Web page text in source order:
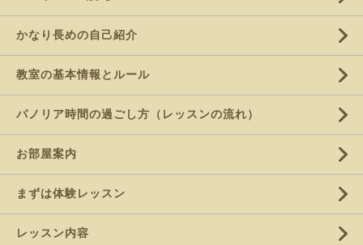
かなり長めの自己紹介
教室の基本情報とルール
パノリア時間の過ごし方（レッスンの流れ）
お部屋案内
まずは体験レッスン
レッスン内容